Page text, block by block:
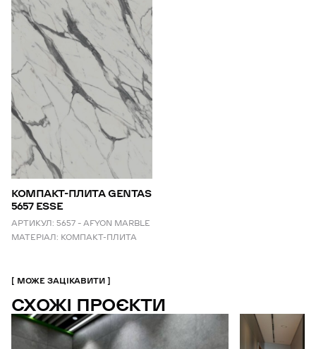
КОМПАКТ-ПЛИТА GENTAS
5657 ESSE
АРТИКУЛ: 5657 – AFYON MARBLE
МАТЕРІАЛ: КОМПАКТ-ПЛИТА
МОЖЕ ЗАЦІКАВИТИ
СХОЖІ ПРОЄКТИ